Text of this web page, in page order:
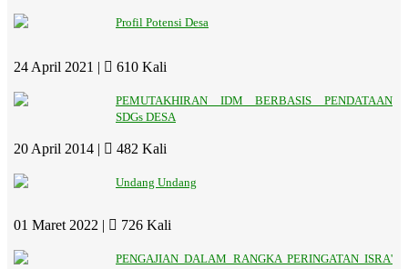
Profil Potensi Desa
24 April 2021 | 610 Kali
PEMUTAKHIRAN IDM BERBASIS PENDATAAN
SDGs DESA
20 April 2014 | 482 Kali
Undang Undang
01 Maret 2022 | 726 Kali
PENGAJIAN DALAM RANGKA PERINGATAN ISRA'